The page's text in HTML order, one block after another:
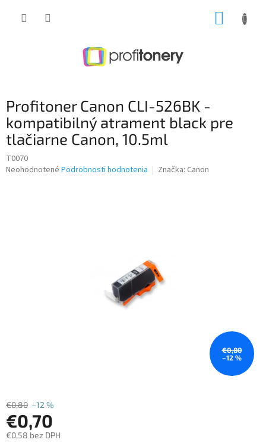
Profitoner Canon CLI-526BK -
kompatibilný atrament black pre
tlačiarne Canon, 10.5ml
T0070
Priemerné
Neohodnotené Podrobnosti hodnotenia Značka: Canon
€0,80
–12 %
€0,80 –12 %
€0,70
€0,58 bez DPH